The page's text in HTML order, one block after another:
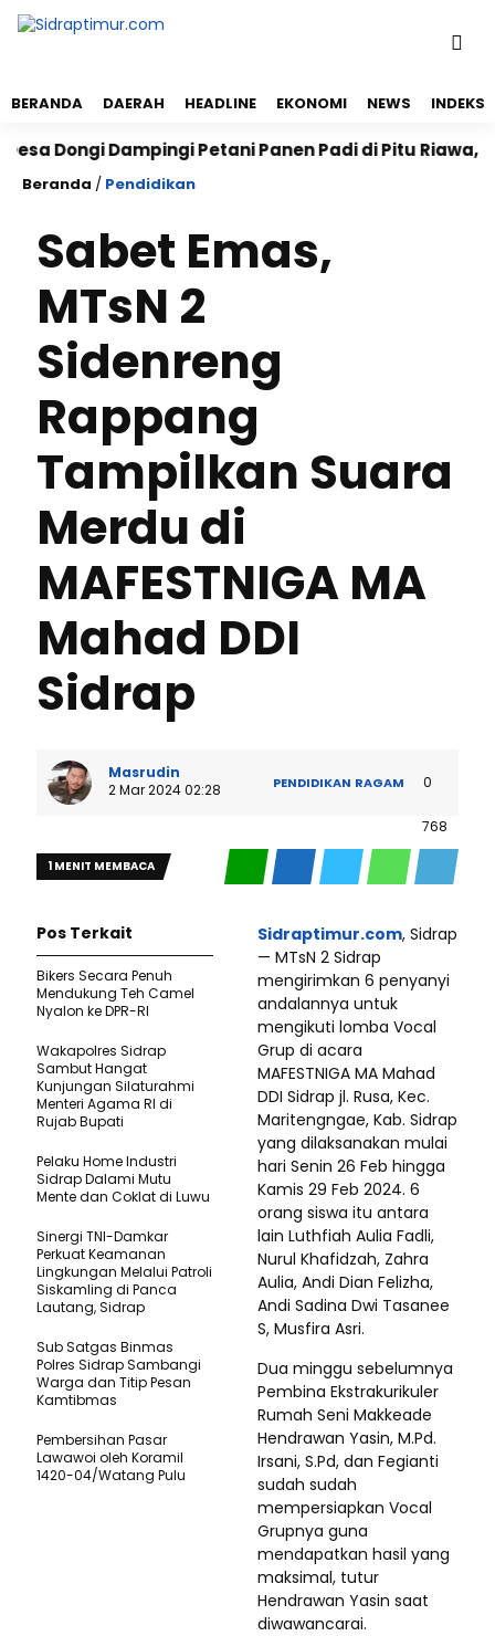
BERANDA DAERAH HEADLINE EKONOMI NEWS INDEKS
Dongi Dampingi Petani Panen Padi di Pitu Riawa,
Beranda / Pendidikan
Sabet Emas,
MTsN 2
Sidenreng
Rappang
Tampilkan Suara
Merdu di
MAFESTNIGA MA
Mahad DDI
Sidrap
Masrudin
2 Mar 2024 02:28
PENDIDIKAN RAGAM 0
768
1 MENIT MEMBACA
Sidraptimur.com, Sidrap
— MTsN 2 Sidrap
mengirimkan 6 penyanyi
andalannya untuk
mengikuti lomba Vocal
Grup di acara
MAFESTNIGA MA Mahad
DDI Sidrap jl. Rusa, Kec.
Maritengngae, Kab. Sidrap
yang dilaksanakan mulai
hari Senin 26 Feb hingga
Kamis 29 Feb 2024. 6
orang siswa itu antara
lain Luthfiah Aulia Fadli,
Nurul Khafidzah, Zahra
Aulia, Andi Dian Felizha,
Andi Sadina Dwi Tasanee
S, Musfira Asri.
Dua minggu sebelumnya
Pembina Ekstrakurikuler
Rumah Seni Makkeade
Hendrawan Yasin, M.Pd.
Irsani, S.Pd, dan Fegianti
sudah sudah
mempersiapkan Vocal
Grupnya guna
mendapatkan hasil yang
maksimal, tutur
Hendrawan Yasin saat
diwawancarai.
Pos Terkait
Bikers Secara Penuh
Mendukung Teh Camel
Nyalon ke DPR-RI
Wakapolres Sidrap
Sambut Hangat
Kunjungan Silaturahmi
Menteri Agama RI di
Rujab Bupati
Pelaku Home Industri
Sidrap Dalami Mutu
Mente dan Coklat di Luwu
Sinergi TNI-Damkar
Perkuat Keamanan
Lingkungan Melalui Patroli
Siskamling di Panca
Lautang, Sidrap
Sub Satgas Binmas
Polres Sidrap Sambangi
Warga dan Titip Pesan
Kamtibmas
Pembersihan Pasar
Lawawoi oleh Koramil
1420-04/Watang Pulu